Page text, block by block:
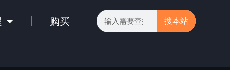
购买 搜本站